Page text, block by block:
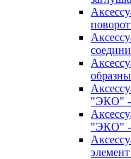
"ЭКО" -
"ЭКО" -